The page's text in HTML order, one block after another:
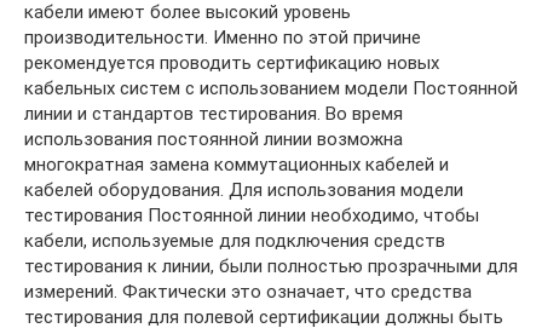
кабели имеют более высокий уровень
производительности. Именно по этой причине
рекомендуется проводить сертификацию новых
кабельных систем с использованием модели Постоянной
линии и стандартов тестирования. Во время
использования постоянной линии возможна
многократная замена коммутационных кабелей и
кабелей оборудования. Для использования модели
тестирования Постоянной линии необходимо, чтобы
кабели, используемые для подключения средств
тестирования к линии, были полностью прозрачными для
измерений. Фактически это означает, что средства
тестирования для полевой сертификации должны быть